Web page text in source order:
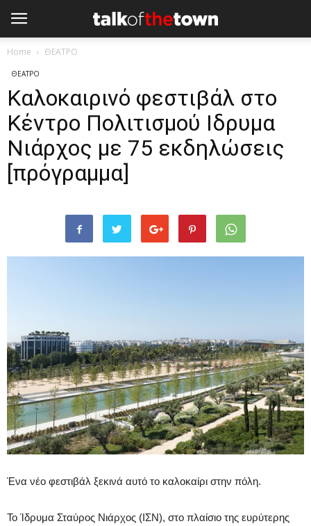
Home ΘΕΑΤΡΟ
ΘΕΑΤΡΟ
Καλοκαιρινό φεστιβάλ στο
Κέντρο Πολιτισμού Ιδρυμα
Νιάρχος με 75 εκδηλώσεις
[πρόγραμμα]
Ένα νέο φεστιβάλ ξεκινά αυτό το καλοκαίρι στην πόλη.
Το Ίδρυμα Σταύρος Νιάρχος (ΙΣΝ), στο πλαίσιο της ευρύτερης